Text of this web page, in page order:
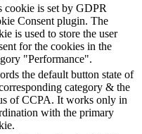
cookie is set by GDPR
Consent plugin. The
is used to store the user
for the cookies in the
"Performance".
the default button state of
category & the
of CCPA. It works only in
with the primary